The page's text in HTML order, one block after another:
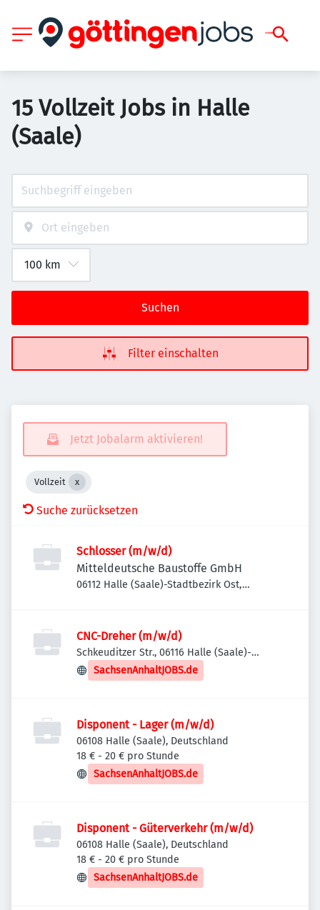
15 Vollzeit Jobs in Halle
(Saale)
Suchen
Filter einschalten
Jetzt Jobalarm aktivieren!
Vollzeit
Suche zurücksetzen
Schlosser (m/w/d)
Mitteldeutsche Baustoffe GmbH
06112 Halle (Saale)-Stadtbezirk Ost,
CNC-Dreher (m/w/d)
Schkeuditzer Str., 06116 Halle (Saale)-
Stadtbezirk Ost, Deutschland
SachsenAnhaltJOBS.de
Disponent - Lager (m/w/d)
06108 Halle (Saale), Deutschland
18 € - 20 € pro Stunde
SachsenAnhaltJOBS.de
Disponent - Güterverkehr (m/w/d)
06108 Halle (Saale), Deutschland
18 € - 20 € pro Stunde
SachsenAnhaltJOBS.de